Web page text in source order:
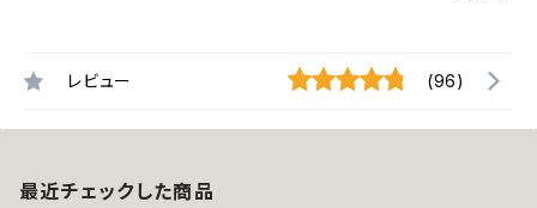
レビュー (96)
最近チェックした商品